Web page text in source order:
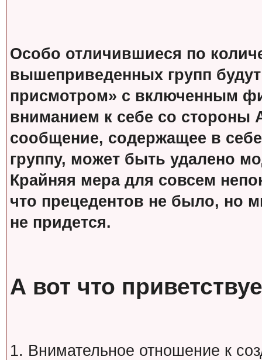
Особо отличившиеся по
вышеприведенных групп
присмотром» с включенным
вниманием к себе со стороны
сообщение, содержащее в
группу, может быть удалено
Крайняя мера для совсем
что прецедентов не было, но
не придется.
А вот что
1. Внимательное отношение к